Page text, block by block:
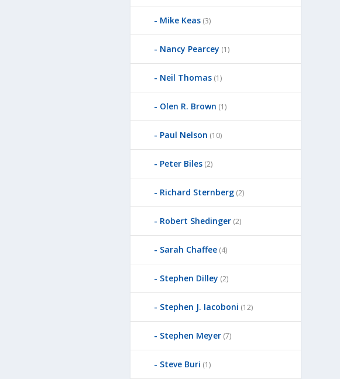
Mike Keas (3)
Nancy Pearcey (1)
Neil Thomas (1)
Olen R. Brown (1)
Paul Nelson (10)
Peter Biles (2)
Richard Sternberg (2)
Robert Shedinger (2)
Sarah Chaffee (4)
Stephen Dilley (2)
Stephen J. Iacoboni (12)
Stephen Meyer (7)
Steve Buri (1)